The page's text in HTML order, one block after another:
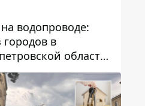
водопроводе:
городов в
области
без воды